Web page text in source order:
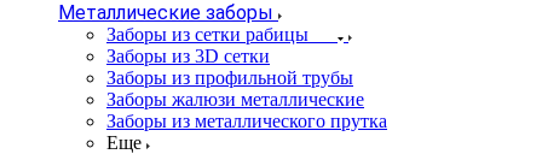
Металлические заборы
Заборы из сетки рабицы
Заборы из 3D сетки
Заборы из профильной трубы
Заборы жалюзи металлические
Заборы из металлического прутка
Еще